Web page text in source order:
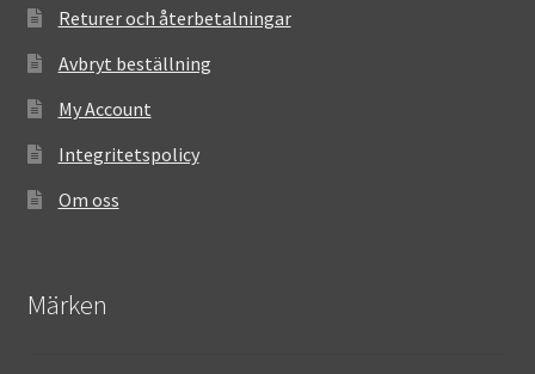
Returer och återbetalningar
Avbryt beställning
My Account
Integritetspolicy
Om oss
Märken